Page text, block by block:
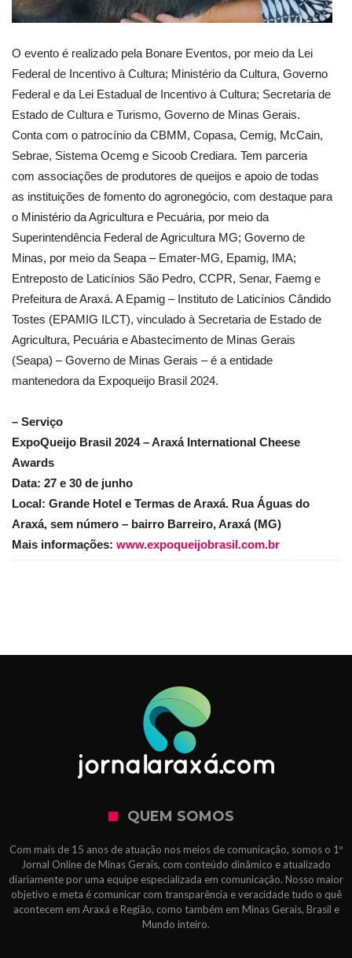
O evento é realizado pela Bonare Eventos, por meio da Lei
Federal de Incentivo à Cultura; Ministério da Cultura, Governo
Federal e da Lei Estadual de Incentivo à Cultura; Secretaria de
Estado de Cultura e Turismo, Governo de Minas Gerais.
Conta com o patrocínio da CBMM, Copasa, Cemig, McCain,
Sebrae, Sistema Ocemg e Sicoob Crediara. Tem parceria
com associações de produtores de queijos e apoio de todas
as instituições de fomento do agronegócio, com destaque para
o Ministério da Agricultura e Pecuária, por meio da
Superintendência Federal de Agricultura MG; Governo de
Minas, por meio da Seapa – Emater-MG, Epamig, IMA;
Entreposto de Laticínios São Pedro, CCPR, Senar, Faemg e
Prefeitura de Araxá. A Epamig – Instituto de Laticínios Cândido
Tostes (EPAMIG ILCT), vinculado à Secretaria de Estado de
Agricultura, Pecuária e Abastecimento de Minas Gerais
(Seapa) – Governo de Minas Gerais – é a entidade
mantenedora da Expoqueijo Brasil 2024.
– Serviço
ExpoQueijo Brasil 2024 – Araxá International Cheese
Awards
Data: 27 e 30 de junho
Local: Grande Hotel e Termas de Araxá. Rua Águas do
Araxá, sem número – bairro Barreiro, Araxá (MG)
Mais informações: www.expoqueijobrasil.com.br
QUEM SOMOS
Com mais de 15 anos de atuação nos meios de comunicação, somos o 1º
Jornal Online de Minas Gerais, com conteúdo dinâmico e atualizado
diariamente por uma equipe especializada em comunicação. Nosso maior
objetivo e meta é comunicar com transparência e veracidade tudo o quê
acontecem em Araxá e Região, como também em Minas Gerais, Brasil e
Mundo inteiro.